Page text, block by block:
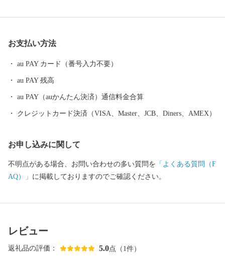
の優れた技術が多く伝えられています。さらに、岩手県内唯一の
網の結節点という極めて恵まれた拠点性を有しています。
お支払い方法
au PAY カード（番号入力不要）
au PAY 残高
au PAY（auかんたん決済）通信料金合算
クレジットカード決済（VISA、Master、JCB、Diners、AMEX）
お申し込みに関して
不明点がある場合、お問い合わせの多い質問を 「よくある質問（F
AQ）」 に掲載しておりますのでご確認ください。
レビュー
返礼品の評価： 5.0点（1件）